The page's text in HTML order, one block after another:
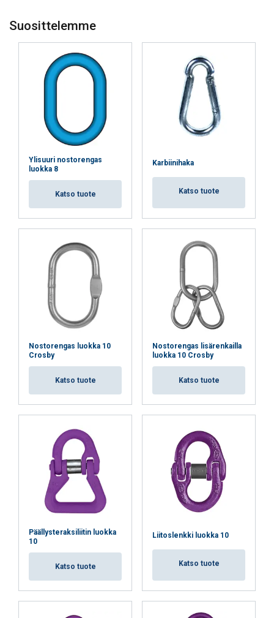
Suosittelemme
Ylisuuri nostorengas
luokka 8
Katso tuote
Karbiinihaka
Katso tuote
Nostorengas luokka 10
Crosby
Katso tuote
Nostorengas lisärenkailla
luokka 10 Crosby
Katso tuote
Päällysteraksiliitin luokka
10
Katso tuote
Liitoslenkki luokka 10
Katso tuote